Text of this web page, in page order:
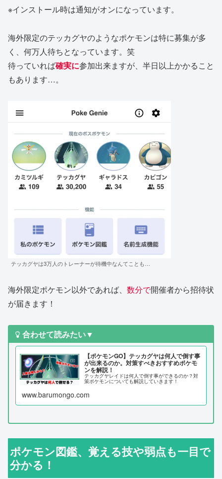
※インストール時は通知がオンになっています。
海外限定のテッカグヤのようなポケモンは特に募集が多
く、何万人待ちとなっています。笑
待っていれば確実に参加出来ますが、半日以上かかること
もあります…。
テッカグヤは3万人のトレーナーが待機中なんてことも…
海外限定ポケモン以外であれば、 数分で開催者から招待状
が届きます！
合わせて読みたい▼
【ポケモンGO】テッカグヤは何人で倒す事
が出来るのか。対策すべきおすすめポケモ
ンを解説！
テッカグヤレイドは何人で倒す事ができるのか？対
策ポケモンについても解説していきます！
www.barumongo.com
ポケモン図鑑、覚える技や弱点も一目で
分かる！